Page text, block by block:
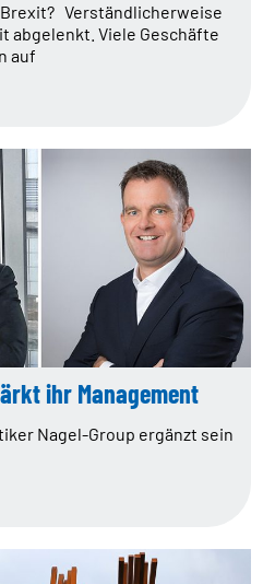
Verständlicherweise
abgelenkt. Viele Geschäfte
auf
ihr Management
Nagel-Group ergänzt sein